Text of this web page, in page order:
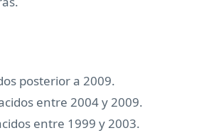
posterior a 2009.
entre 2004 y 2009.
entre 1999 y 2003.